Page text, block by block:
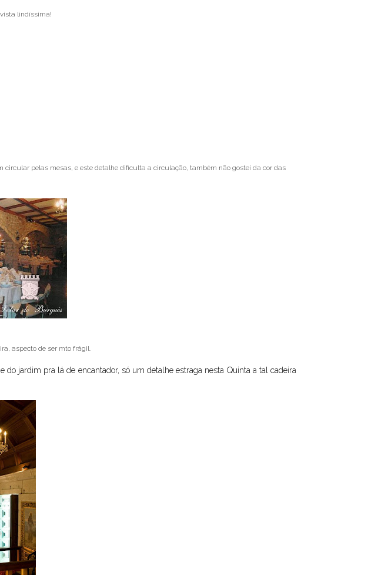
lindíssima!
pelas mesas, e este detalhe dificulta a circulação, também não gostei da cor das
aspecto de ser mto frágil.
jardim pra lá de encantador, só um detalhe estraga nesta Quinta a tal cadeira